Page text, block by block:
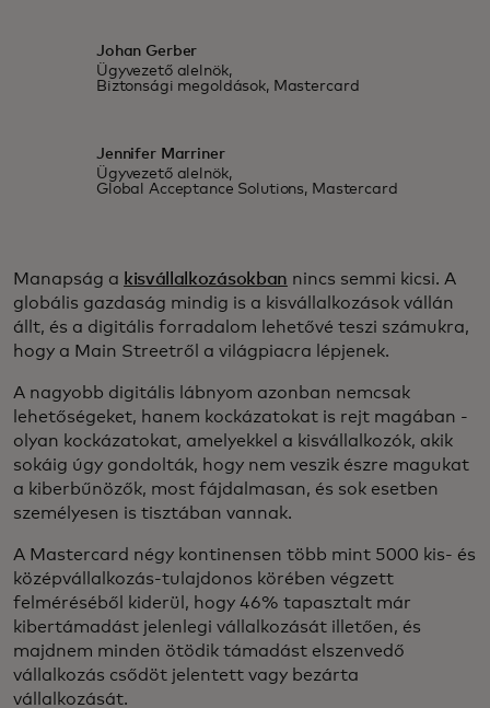
Johan Gerber
Ügyvezető alelnök,
Biztonsági megoldások, Mastercard
Jennifer Marriner
Ügyvezető alelnök,
Global Acceptance Solutions, Mastercard
Manapság a kisvállalkozásokban nincs semmi kicsi. A
globális gazdaság mindig is a kisvállalkozások vállán
állt, és a digitális forradalom lehetővé teszi számukra,
hogy a Main Streetről a világpiacra lépjenek.
A nagyobb digitális lábnyom azonban nemcsak
lehetőségeket, hanem kockázatokat is rejt magában -
olyan kockázatokat, amelyekkel a kisvállalkozók, akik
sokáig úgy gondolták, hogy nem veszik észre magukat
a kiberbűnözők, most fájdalmasan, és sok esetben
személyesen is tisztában vannak.
A Mastercard négy kontinensen több mint 5000 kis- és
középvállalkozás-tulajdonos körében végzett
felméréséből kiderül, hogy 46% tapasztalt már
kibertámadást jelenlegi vállalkozását illetően, és
majdnem minden ötödik támadást elszenvedő
vállalkozás csődöt jelentett vagy bezárta
vállalkozását.